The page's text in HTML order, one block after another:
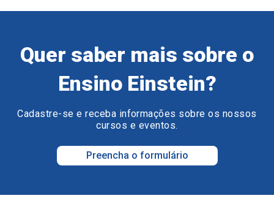
Quer saber mais sobre o
Ensino Einstein?
Cadastre-se e receba informações sobre os nossos
cursos e eventos.
Preencha o formulário